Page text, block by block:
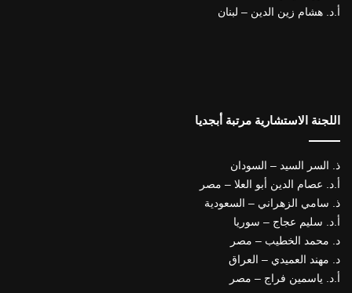
أ.د. هشام زين الدين – لبنان
اللجنة الاستشارية مرتبة أبجديا
ذ. السر السيد – السودان
أ.د. عصام الدين أبو العلا – مصر
ذ. سامي الزهراني – السعودية
أ.د. سليم عجاج – سوريا
د. محمد الخطيب – مصر
د. مهند العميدي – العراق
أ.د. ياسمين فراج – مصر